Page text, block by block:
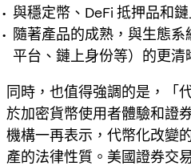
與穩定幣、DeFi 抵押品和
隨著產品的成熟，與生態
平台、鏈上身份等）的更清
同時，也值得強調的是，「
於加密貨幣使用者體驗和證
機構一再表示，代幣化改變
產的法律性質。美國證券交